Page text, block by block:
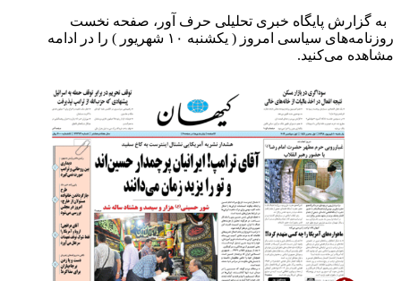
به گزارش پایگاه خبری تحلیلی حرف آور، صفحه نخست
روزنامه‌های سیاسی امروز ( یکشنبه ۱۰ شهریور ) را در ادامه
مشاهده می‌کنید.